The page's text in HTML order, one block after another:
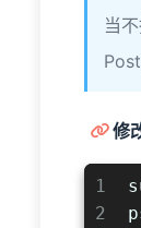
当
修
1
2